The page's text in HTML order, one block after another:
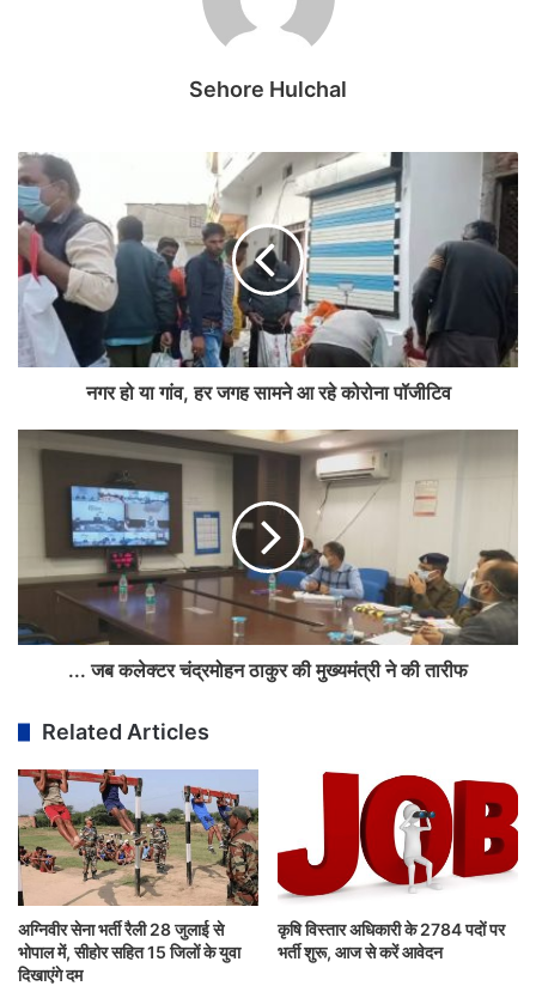
Sehore Hulchal
नगर हो या गांव, हर जगह सामने आ रहे कोरोना पॉजीटिव
... जब कलेक्टर चंद्रमोहन ठाकुर की मुख्यमंत्री ने की तारीफ
Related Articles
अग्निवीर सेना भर्ती रैली 28 जुलाई से
भोपाल में, सीहोर सहित 15 जिलों के युवा
दिखाएंगे दम
कृषि विस्तार अधिकारी के 2784 पदों पर
भर्ती शुरू, आज से करें आवेदन